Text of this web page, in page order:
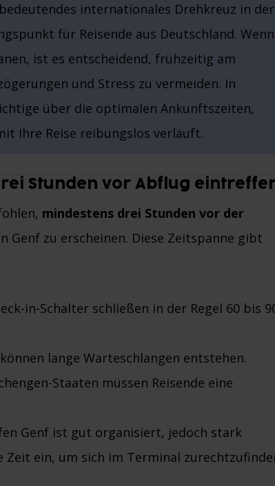
internationales Drehkreuz in der
für Reisende aus Deutschland. Wenn
ist es entscheidend, frühzeitig am
und Stress zu vermeiden. In
über die optimalen Ankunftszeiten,
Ihre Reise reibungslos verläuft.
Stunden vor Abflug
mindestens drei Stunden vor der
Genf zu erscheinen. Diese Zeitspanne gibt
in-Schalter schließen in der Regel 60 bis
lange Warteschlangen entstehen.
Staaten müssen Reisende eine
Genf ist gut organisiert, jedoch stark
Zeit ein, um sich im Terminal